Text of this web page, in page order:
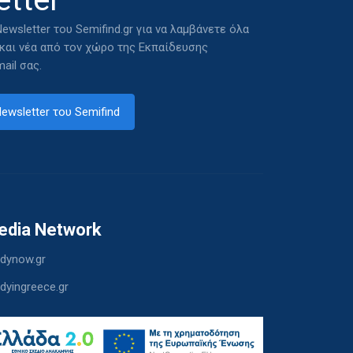
του Semifind.gr για να λαμβάνετε όλα
νέα από τον χώρο της Εκπαίδευσης
σας.
του Semifind
Network